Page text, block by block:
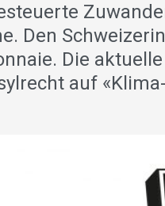
Den
Die
auf